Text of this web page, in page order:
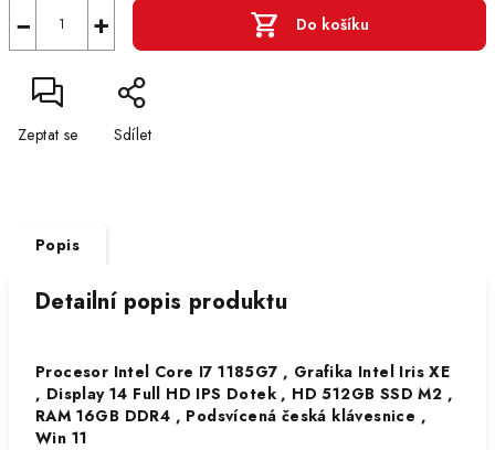
+
− Do košíku
Zeptat se Sdílet
Popis
Detailní popis produktu
Procesor Intel Core I7 1185G7 , Grafika Intel Iris XE
, Display 14 Full HD IPS Dotek , HD 512GB SSD M2 ,
RAM 16GB DDR4 , Podsvícená česká klávesnice ,
Win 11